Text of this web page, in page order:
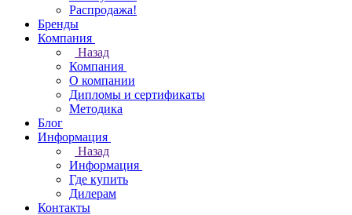
Распродажа!
Бренды
Компания
Назад
Компания
О компании
Дипломы и сертификаты
Методика
Блог
Информация
Назад
Информация
Где купить
Дилерам
Контакты